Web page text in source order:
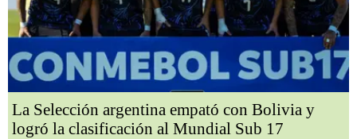
La Selección argentina empató con Bolivia y
logró la clasificación al Mundial Sub 17